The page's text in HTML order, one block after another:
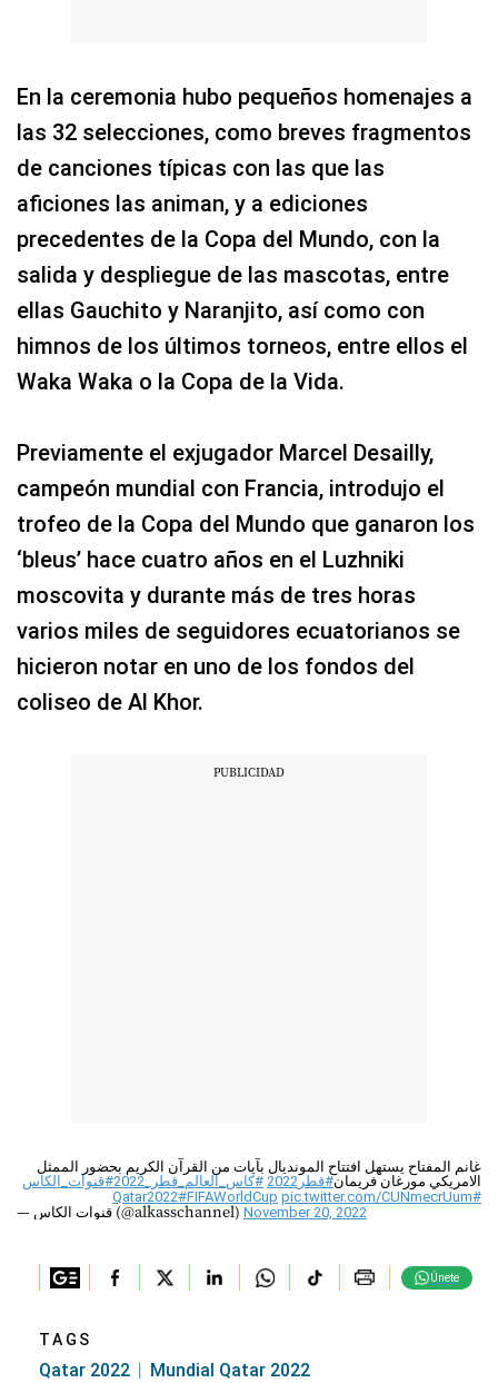
En la ceremonia hubo pequeños homenajes a
las 32 selecciones, como breves fragmentos
de canciones típicas con las que las
aficiones las animan, y a ediciones
precedentes de la Copa del Mundo, con la
salida y despliegue de las mascotas, entre
ellas Gauchito y Naranjito, así como con
himnos de los últimos torneos, entre ellos el
Waka Waka o la Copa de la Vida.
Previamente el exjugador Marcel Desailly,
campeón mundial con Francia, introdujo el
trofeo de la Copa del Mundo que ganaron los
‘bleus’ hace cuatro años en el Luzhniki
moscovita y durante más de tres horas
varios miles de seguidores ecuatorianos se
hicieron notar en uno de los fondos del
coliseo de Al Khor.
غانم المفتاح يستهل افتتاح المونديال بآيات من القرآن الكريم بحضور الممثل
الامريكي مورغان فريمان#قطر2022 #كاس_العالم_قطر_2022
#قنوات_الكاس
#Qatar2022
#FIFAWorldCup pic.twitter.com/CUNmecrUum
— قنوات الكاس (@alkasschannel) November 20, 2022
Únete
TAGS
Qatar 2022 Mundial Qatar 2022